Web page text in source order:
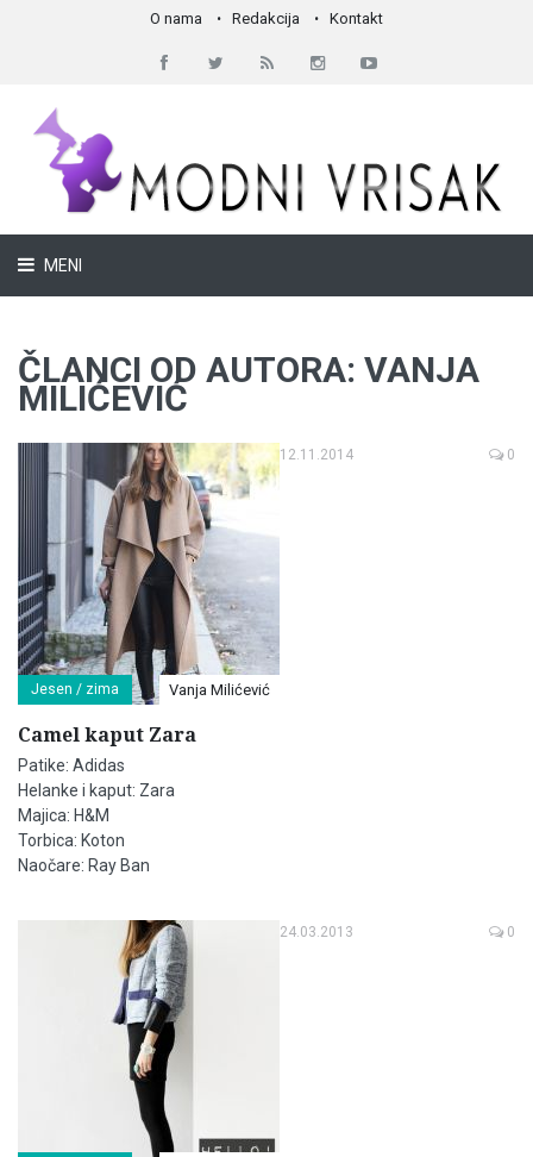
O nama Redakcija Kontakt
MENI
ČLANCI OD AUTORA: VANJA
MILIĆEVIĆ
Jesen / zima Vanja Milićević
12.11.2014 0
Camel kaput Zara
Patike: Adidas
Helanke i kaput: Zara
Majica: H&M
Torbica: Koton
Naočare: Ray Ban
24.03.2013 0